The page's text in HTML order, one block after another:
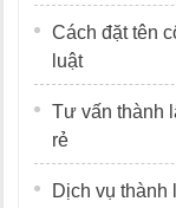
Cách đặt tên
luật
Tư vấn thành
rẻ
Dịch vụ thành